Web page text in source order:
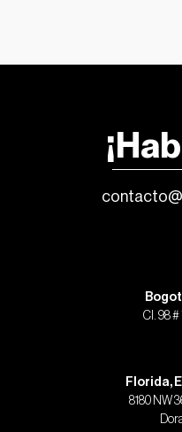
Cl. 98 #
Florida,
8180 NW